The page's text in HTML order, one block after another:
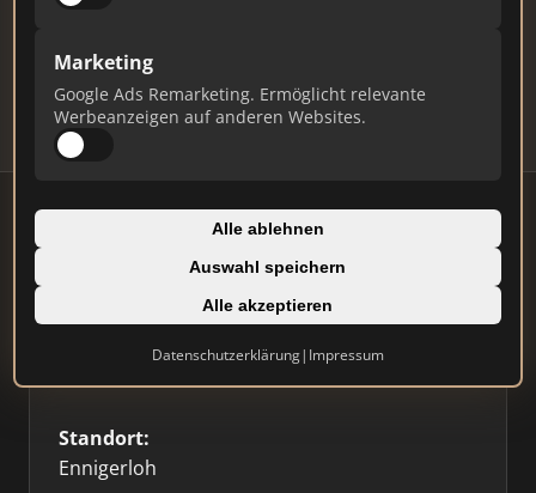
Marketing
Google Ads Remarketing. Ermöglicht relevante
Werbeanzeigen auf anderen Websites.
Alle ablehnen
Auswahl speichern
Alle akzeptieren
Datenschutzerklärung| Impressum
Updates.
Profil beanspruchen
⭐ Etabliert
Einzelner Makler
Standort:
Ennigerloh